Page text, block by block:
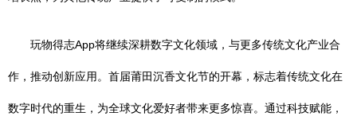
玩物得志App将继续深耕数字文化领域，与更多传统文化产业合
作，推动创新应用。首届莆田沉香文化节的开幕，标志着传统文化在
数字时代的重生，为全球文化爱好者带来更多惊喜。通过科技赋能，